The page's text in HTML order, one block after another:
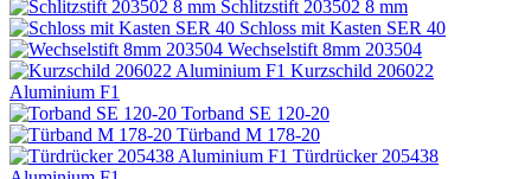
Schlitzstift 203502 8 mm
Schloss mit Kasten SER 40
Wechselstift 8mm 203504
Kurzschild 206022
Aluminium F1
Torband SE 120-20
Türband M 178-20
Türdrücker 205438